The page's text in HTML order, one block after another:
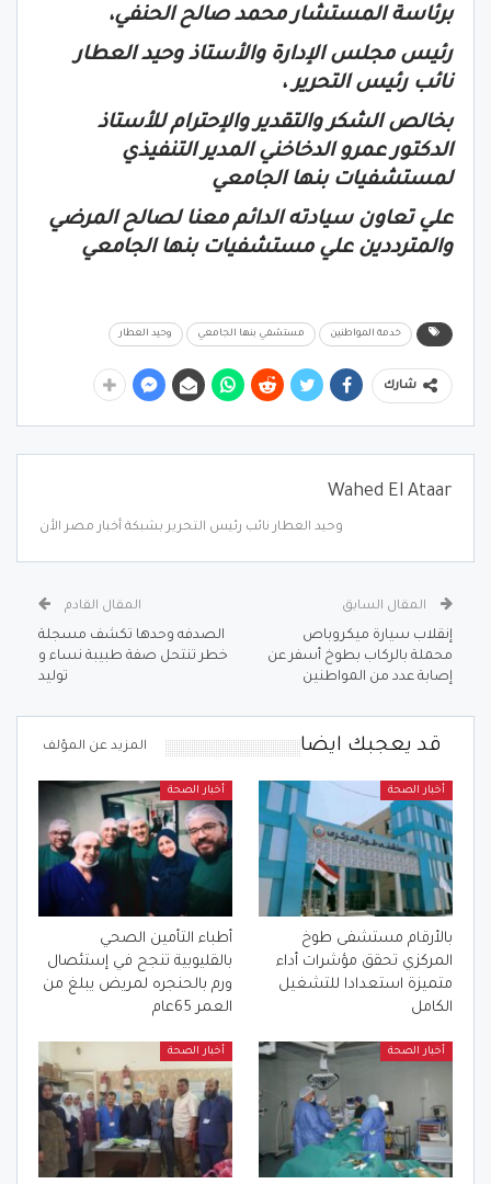
برئاسة المستشار محمد صالح الحنفي،
رئيس مجلس الإدارة والأستاذ وحيد العطار
نائب رئيس التحرير ،
بخالص الشكر والتقدير والإحترام للأستاذ
الدكتور عمرو الدخاخني المدير التنفيذي
لمستشفيات بنها الجامعي
علي تعاون سيادته الدائم معنا لصالح المرضي
والمترددين علي مستشفيات بنها الجامعي
خدمة المواطنين مستشفي بنها الجامعي وحيد العطار
شارك
Wahed El Ataar
وحيد العطار نائب رئيس التحرير بشبكة أخبار مصر الأن
المقال السابق
إنقلاب سيارة ميكروباص
محملة بالركاب بطوخ أسفر عن
إصابة عدد من المواطنين
المقال القادم
الصدفه وحدها تكشف مسجلة
خطر تنتحل صفة طبيبة نساء و
توليد
قد يعجبك ايضا المزيد عن المؤلف
أخبار الصحة
بالأرقام مستشفى طوخ
المركزي تحقق مؤشرات أداء
متميزة استعدادا للتشغيل
الكامل
أخبار الصحة
أطباء التأمين الصحي
بالقليوبية تنجح في إستئصال
ورم بالحنجره لمريض يبلغ من
العمر 65عام
أخبار الصحة أخبار الصحة